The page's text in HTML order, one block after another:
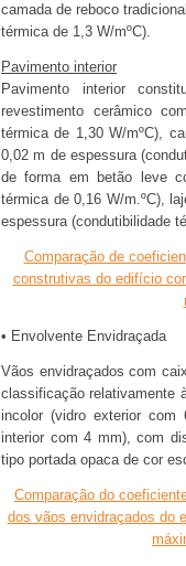
camada de reboco
térmica de 1,3 W/mºC).
Pavimento interior
Pavimento interior
revestimento cerâmico
térmica de 1,30 W/mºC),
0,02 m de espessura
de forma em betão leve
térmica de 0,16 W/m.ºC),
espessura (condutibilidade
Comparação de
construtivas do edifício
• Envolvente Envidraçada
Vãos envidraçados com
classificação relativamente
incolor (vidro exterior
interior com 4 mm), com
tipo portada opaca de cor
Comparação do
dos vãos envidraçados do